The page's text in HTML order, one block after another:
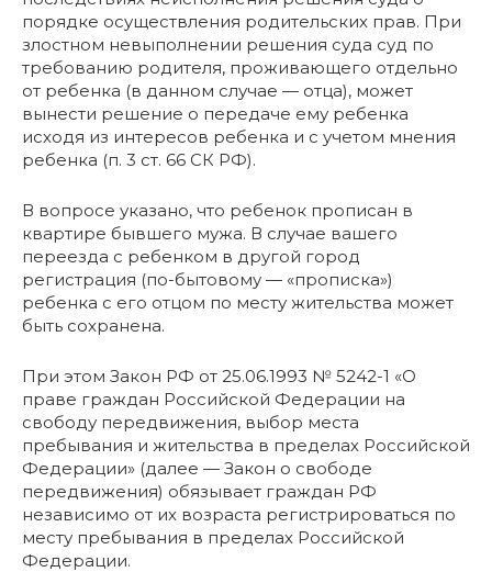
порядке осуществления родительских прав. При
злостном невыполнении решения суда суд по
требованию родителя, проживающего отдельно
от ребенка (в данном случае — отца), может
вынести решение о передаче ему ребенка
исходя из интересов ребенка и с учетом мнения
ребенка (п. 3 ст. 66 СК РФ).
В вопросе указано, что ребенок прописан в
квартире бывшего мужа. В случае вашего
переезда с ребенком в другой город
регистрация (по-бытовому — «прописка»)
ребенка с его отцом по месту жительства может
быть сохранена.
При этом Закон РФ от 25.06.1993 № 5242-1 «О
праве граждан Российской Федерации на
свободу передвижения, выбор места
пребывания и жительства в пределах Российской
Федерации» (далее — Закон о свободе
передвижения) обязывает граждан РФ
независимо от их возраста регистрироваться по
месту пребывания в пределах Российской
Федерации.